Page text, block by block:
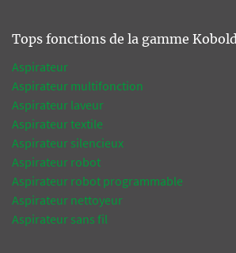
Tops fonctions de la gamme Kobold
Aspirateur
Aspirateur multifonction
Aspirateur laveur
Aspirateur textile
Aspirateur silencieux
Aspirateur robot
Aspirateur robot programmable
Aspirateur nettoyeur
Aspirateur sans fil